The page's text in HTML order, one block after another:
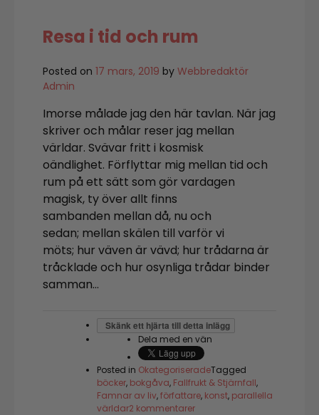
Resa i tid och rum
Posted on 17 mars, 2019 by Webbredaktör
Admin
Imorse målade jag den här tavlan. När jag
skriver och målar reser jag mellan
världar. Svävar fritt i kosmisk
oändlighet. Förflyttar mig mellan tid och
rum på ett sätt som gör vardagen
magisk, ty över allt finns
sambanden mellan då, nu och
sedan; mellan skälen till varför vi
möts; hur väven är vävd; hur trådarna är
tråcklade och hur osynliga trådar binder
samman…
Skänk ett hjärta till detta inlägg
Dela med en vän
Posted in OkategoriseradeTagged
böcker, bokgåva, Fallfrukt & Stjärnfall,
Famnar av liv,författare, konst, parallella
världar2 kommentarertill